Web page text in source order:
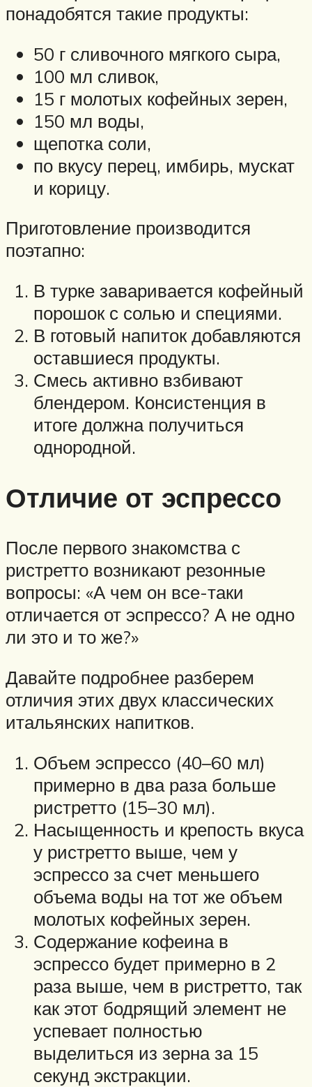
понадобятся такие продукты:
50 г сливочного мягкого сыра,
100 мл сливок,
15 г молотых кофейных зерен,
150 мл воды,
щепотка соли,
по вкусу перец, имбирь, мускат
и корицу.
Приготовление производится
поэтапно:
В турке заваривается кофейный
порошок с солью и специями.
В готовый напиток добавляются
оставшиеся продукты.
Смесь активно взбивают
блендером. Консистенция в
итоге должна получиться
однородной.
Отличие от эспрессо
После первого знакомства с
ристретто возникают резонные
вопросы: «А чем он все-таки
отличается от эспрессо? А не одно
ли это и то же?»
Давайте подробнее разберем
отличия этих двух классических
итальянских напитков.
Объем эспрессо (40–60 мл)
примерно в два раза больше
ристретто (15–30 мл).
Насыщенность и крепость вкуса
у ристретто выше, чем у
эспрессо за счет меньшего
объема воды на тот же объем
молотых кофейных зерен.
Содержание кофеина в
эспрессо будет примерно в 2
раза выше, чем в ристретто, так
как этот бодрящий элемент не
успевает полностью
выделиться из зерна за 15
секунд экстракции.